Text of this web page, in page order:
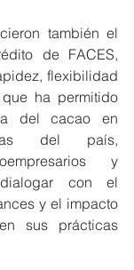
también el
de FACES,
flexibilidad
ha permitido
del cacao en
del país,
y
con el
y el impacto
sus prácticas